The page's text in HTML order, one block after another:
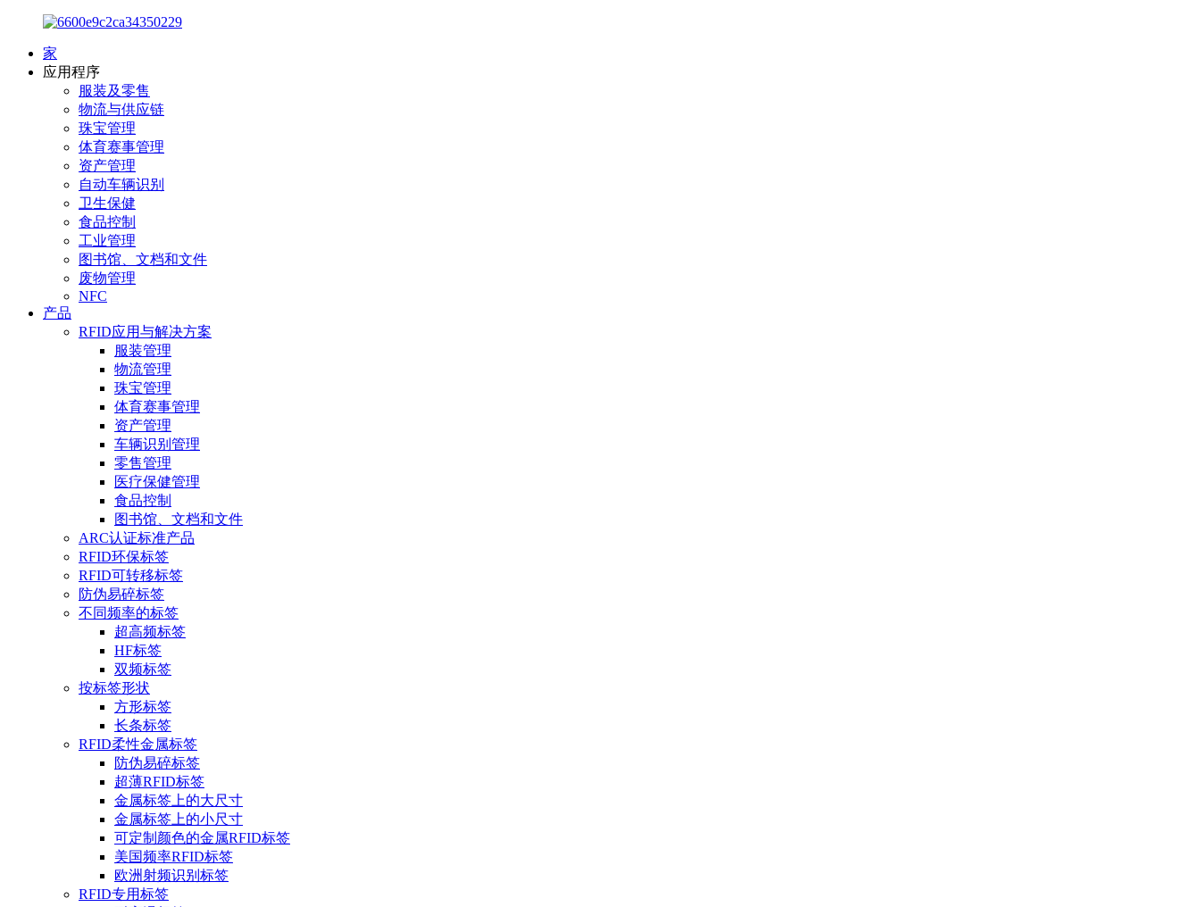
家
应用程序
服装及零售
物流与供应链
珠宝管理
体育赛事管理
资产管理
自动车辆识别
卫生保健
食品控制
工业管理
图书馆、文档和文件
废物管理
NFC
产品
RFID应用与解决方案
服装管理
物流管理
珠宝管理
体育赛事管理
资产管理
车辆识别管理
零售管理
医疗保健管理
食品控制
图书馆、文档和文件
ARC认证标准产品
RFID环保标签
RFID可转移标签
防伪易碎标签
不同频率的标签
超高频标签
HF标签
双频标签
按标签形状
方形标签
长条标签
RFID柔性金属标签
防伪易碎标签
超薄RFID标签
金属标签上的大尺寸
金属标签上的小尺寸
可定制颜色的金属RFID标签
美国频率RFID标签
欧洲射频识别标签
RFID专用标签